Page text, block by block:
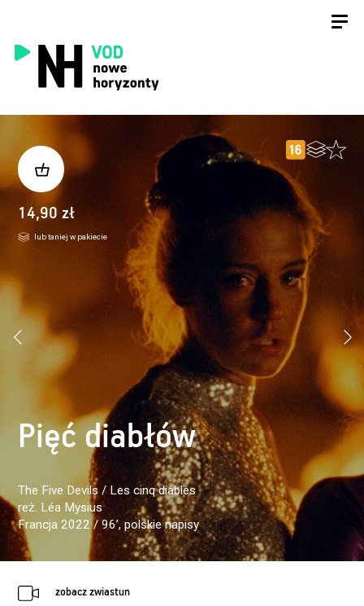
14,90 zł
lub taniej w pakiecie
Pięć diabłów
The Five Devils / Les cinq diables
reż. Léa Mysius
Francja 2022 / 96’, polskie napisy
zobacz zwiastun